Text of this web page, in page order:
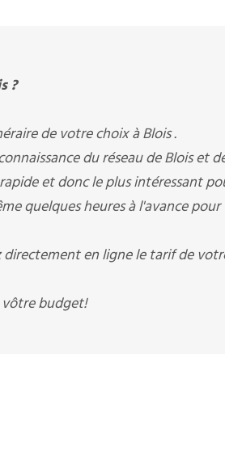
?
de votre choix à Blois .
du réseau de Blois et
et donc le plus intéressant
quelques heures à l'avance
directement en ligne le tarif de
vôtre budget!